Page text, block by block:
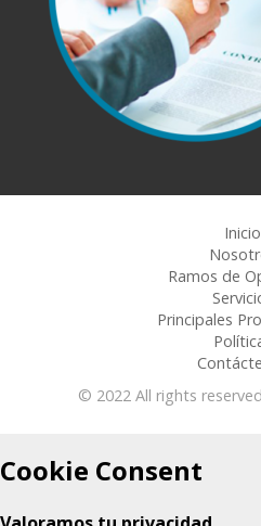
Inicio
Ramos de
Principales
© 2022 All rights